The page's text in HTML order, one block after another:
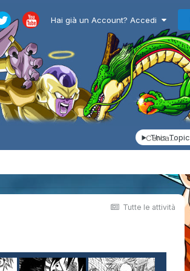
Hai già un Account? Accedi
This Topic
Tutte le attività